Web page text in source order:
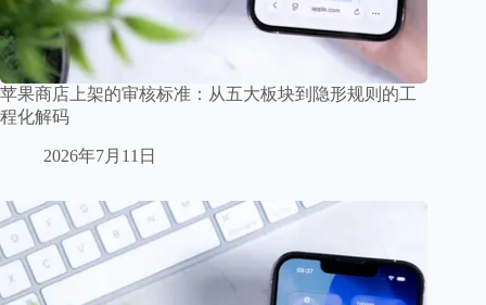
苹果商店上架的审核标准：从五大板块到隐形规则的工
程化解码
2026年7月11日